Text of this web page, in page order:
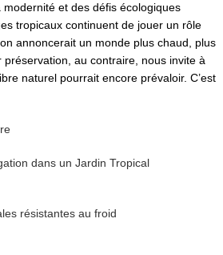
et des défis écologiques
tropicaux continuent de jouer un rôle
annoncerait un monde plus chaud, plus
au contraire, nous invite à
naturel pourrait encore prévaloir. C’est
dans un Jardin Tropical
résistantes au froid